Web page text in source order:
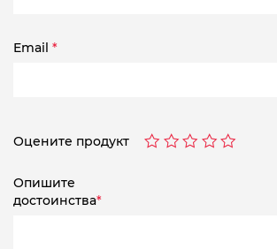
Email *
Оцените продукт
Опишите
достоинства*